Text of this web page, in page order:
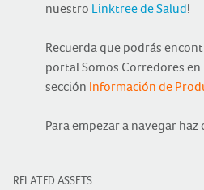
nuestro Linktree de Salud!
Recuerda que podrás
portal Somos Corredores
sección Información de
Para empezar a navegar haz
RELATED ASSETS